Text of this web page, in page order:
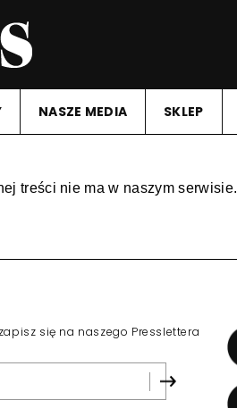
NASZE MEDIA SKLEP
treści nie ma w naszym serwisie.
się na naszego Presslettera